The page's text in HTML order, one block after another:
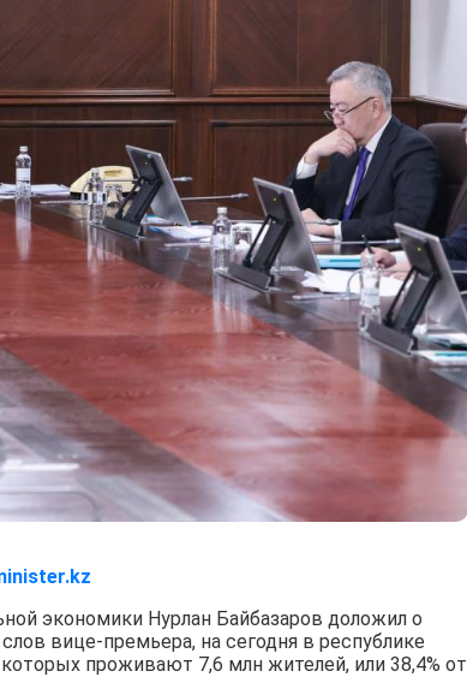
экономики Нурлан Байбазаров доложил о
вице-премьера, на сегодня в республике
проживают 7,6 млн жителей, или 38,4% от